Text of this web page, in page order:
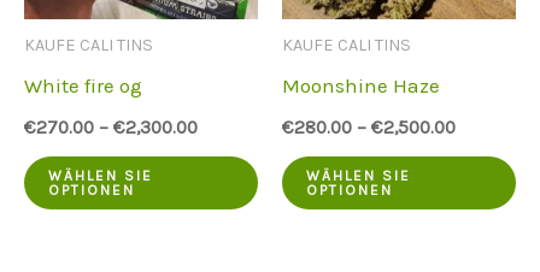
auf
der
Produktseite
ausgewählt
werden
KAUFE CALI TINS
White fire og
€270.00 – €2,300.00
WÄHLEN SIE
OPTIONEN
Dieses
Produkt
KAUFE CALI TINS
Moonshine Haze
€280.00 – €2,500.00
WÄHLEN SIE
OPTIONEN